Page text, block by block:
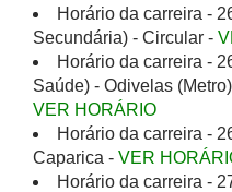
Horário da carreira -
Secundária) - Circular -
Horário da carreira -
Saúde) - Odivelas
VER HORÁRIO
Horário da carreira -
Caparica - VER
Horário da carreira -